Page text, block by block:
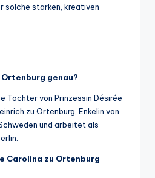
solche starken, kreativen
Ortenburg genau?
Tochter von Prinzessin Désirée
zu Ortenburg, Enkelin von
und arbeitet als
Carolina zu Ortenburg